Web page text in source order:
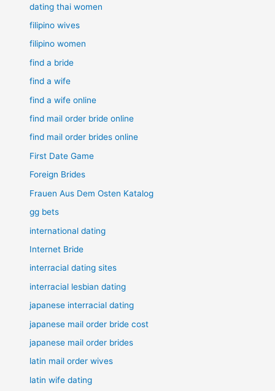
dating thai women
filipino wives
filipino women
find a bride
find a wife
find a wife online
find mail order bride online
find mail order brides online
First Date Game
Foreign Brides
Frauen Aus Dem Osten Katalog
gg bets
international dating
Internet Bride
interracial dating sites
interracial lesbian dating
japanese interracial dating
japanese mail order bride cost
japanese mail order brides
latin mail order wives
latin wife dating